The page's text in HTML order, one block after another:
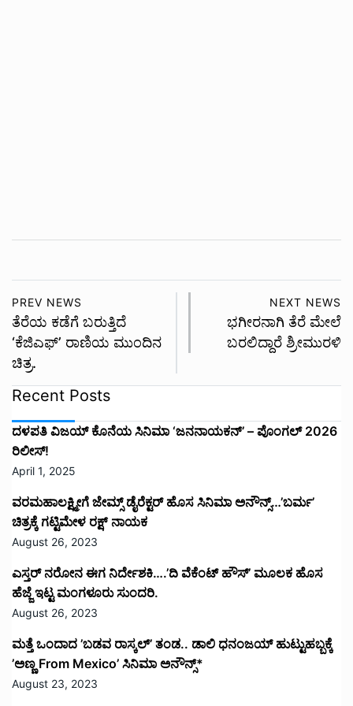
PREV NEWS
ತೆರೆಯ ಕಡೆಗೆ ಬರುತ್ತಿದೆ
‘ಕೆಜಿಎಫ್’ ರಾಣಿಯ ಮುಂದಿನ
ಚಿತ್ರ.
NEXT NEWS
ಭಗೀರನಾಗಿ ತೆರೆ ಮೇಲೆ
ಬರಲಿದ್ದಾರೆ ಶ್ರೀಮುರಳಿ
Recent Posts
ದಳಪತಿ ವಿಜಯ್‌ ಕೊನೆಯ ಸಿನಿಮಾ ‘ಜನನಾಯಕನ್’ – ಪೊಂಗಲ್ 2026
ರಿಲೀಸ್!
April 1, 2025
ವರಮಹಾಲಕ್ಷ್ಮೀಗೆ ಜೇಮ್ಸ್ ಡೈರೆಕ್ಟರ್ ಹೊಸ ಸಿನಿಮಾ ಅನೌನ್ಸ್…’ಬರ್ಮ’
ಚಿತ್ರಕ್ಕೆ ಗಟ್ಟಿಮೇಳ ರಕ್ಷ್ ನಾಯಕ
August 26, 2023
ಎಸ್ತರ್ ನರೋನ ಈಗ ನಿರ್ದೇಶಕಿ….’ದಿ ವೆಕೆಂಟ್ ಹೌಸ್‌’‌ ಮೂಲಕ ಹೊಸ
ಹೆಜ್ಜೆ ಇಟ್ಟ ಮಂಗಳೂರು ಸುಂದರಿ.
August 26, 2023
ಮತ್ತೆ ಒಂದಾದ ’ಬಡವ ರಾಸ್ಕಲ್’ ತಂಡ.. ಡಾಲಿ ಧನಂಜಯ್ ಹುಟ್ಟುಹಬ್ಬಕ್ಕೆ
’ಅಣ್ಣ From Mexico’ ಸಿನಿಮಾ ಅನೌನ್ಸ್*
August 23, 2023